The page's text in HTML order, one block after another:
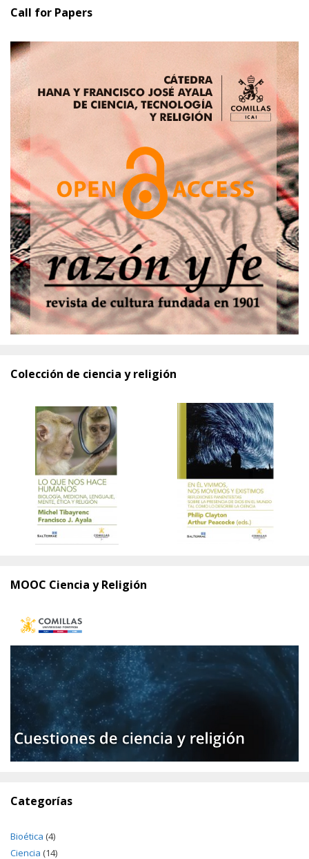
Call for Papers
Colección de ciencia y religión
MOOC Ciencia y Religión
Categorías
Bioética (4)
Ciencia (14)